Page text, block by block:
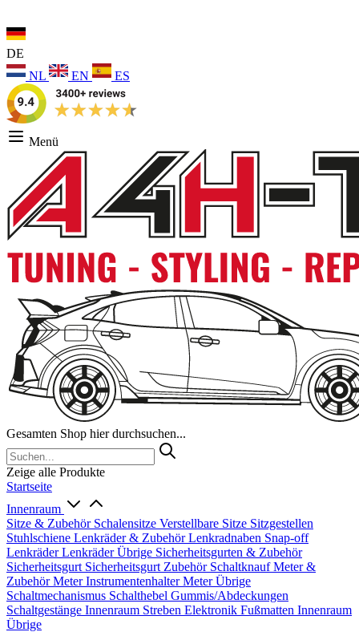
DE
NL
EN ES
Menü
Gesamten Shop hier durchsuchen...
Zeige alle Produkte
Startseite
Innenraum
Sitze & Zubehör Schalensitze Verstellbare Sitze Sitzgestellen
Stuhlschiene Lenkräder & ZubehörLenkradnaben Snap-off
LenkräderLenkräder Übrige Sicherheitsgurten & Zubehör
Sicherheitsgurt Sicherheitsgurt Zubehör SchaltknaufMeter &
ZubehörMeterInstrumentenhalterMeter Übrige
Schaltmechanismus Schalthebel Gummis/Abdeckungen
Schaltgestänge Innenraum Streben Elektronik Fußmatten Innenraum
Übrige